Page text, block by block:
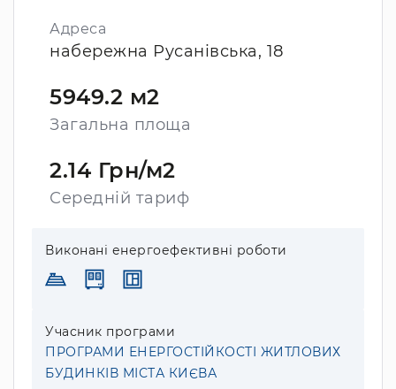
Адреса
набережна Русанівська, 18
5949.2 м2
Загальна площа
2.14 Грн/м2
Середній тариф
Виконані енергоефективні роботи
Учасник програми
ПРОГРАМИ ЕНЕРГОСТІЙКОСТІ ЖИТЛОВИХ
БУДИНКІВ МІСТА КИЄВА